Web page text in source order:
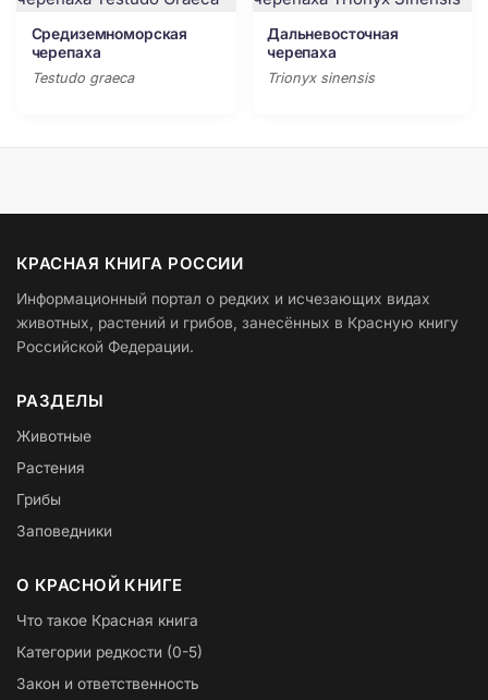
Средиземноморская
черепаха
Testudo graeca
Дальневосточная
черепаха
Trionyx sinensis
КРАСНАЯ КНИГА РОССИИ
Информационный портал о редких и исчезающих видах
животных, растений и грибов, занесённых в Красную книгу
Российской Федерации.
РАЗДЕЛЫ
Животные
Растения
Грибы
Заповедники
О КРАСНОЙ КНИГЕ
Что такое Красная книга
Категории редкости (0-5)
Закон и ответственность